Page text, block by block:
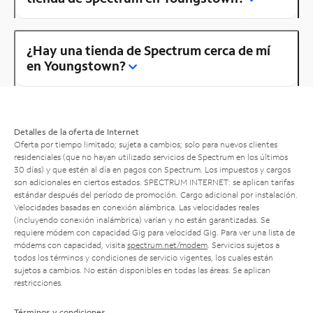
¿Hay una tienda de Spectrum cerca de mí
en Youngstown?
Detalles de la oferta de Internet
Oferta por tiempo limitado; sujeta a cambios; solo para nuevos clientes
residenciales (que no hayan utilizado servicios de Spectrum en los últimos
30 días) y que estén al día en pagos con Spectrum. Los impuestos y cargos
son adicionales en ciertos estados. SPECTRUM INTERNET: se aplican tarifas
estándar después del período de promoción. Cargo adicional por instalación.
Velocidades basadas en conexión alámbrica. Las velocidades reales
(incluyendo conexión inalámbrica) varían y no están garantizadas. Se
requiere módem con capacidad Gig para velocidad Gig. Para ver una lista de
módems con capacidad, visita spectrum.net/modem . Servicios sujetos a
todos los términos y condiciones de servicio vigentes, los cuales están
sujetos a cambios. No están disponibles en todas las áreas. Se aplican
restricciones.